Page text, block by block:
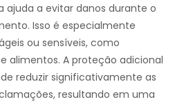
ajuda a evitar danos durante o
Isso é especialmente
ou sensíveis, como
alimentos. A proteção adicional
reduzir significativamente as
resultando em uma